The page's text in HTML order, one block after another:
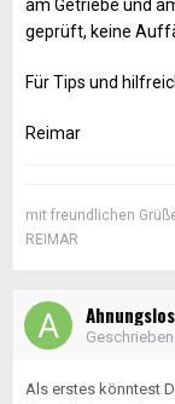
am Getriebe und
geprüft, keine
Für Tips und
Reimar
mit freundlichen
REIMAR
Ahnungslos
Als erstes könntest